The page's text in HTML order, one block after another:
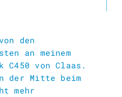
den
an meinem
C450 von Claas.
der Mitte beim
mehr